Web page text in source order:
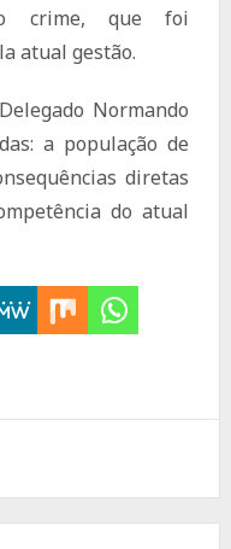
crime, que foi
atual gestão.
Normando
a população de
diretas
do atual